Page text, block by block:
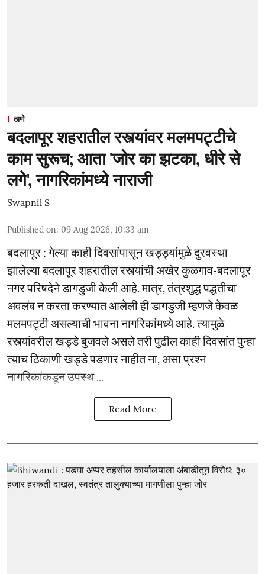
ठाणे
बदलापूर शहरातील रस्त्यांवर मलमपट्टीचे
काम सुरूच; आता 'जोर का झटका, धीरे से
लगे', नागरिकांमध्ये नाराजी
Swapnil S
Published on: 09 Aug 2026, 10:33 am
बदलापूर : गेल्या काही दिवसांपासून खड्ड्यांमुळे दुरवस्था
झालेल्या बदलापूर शहरातील रस्त्यांची अखेर कुळगाव-बदलापूर
नगर परिषदेने डागडुजी केली आहे. मात्र, तंत्रशुद्ध पद्धतीचा
अवलंब न करता करण्यात आलेली ही डागडुजी म्हणजे केवळ
मलमपट्टी असल्याची भावना नागरिकांमध्ये आहे. त्यामुळे
रस्त्यांवरील खड्डे बुजवले असले तरी पुढील काही दिवसांत पुन्हा
त्याच ठिकाणी खड्डे पडणार नाहीत ना, असा प्रश्न
नागरिकांकडून उपस्थ ...
Read More